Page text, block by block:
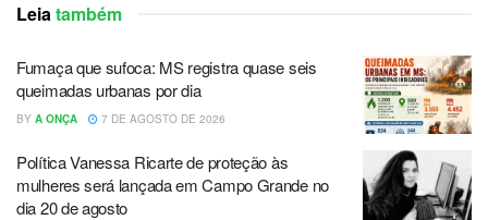
Leiatambém
Fumaça que sufoca: MS registra quase seis
queimadas urbanas por dia
BY A ONÇA 7 DE AGOSTO DE 2026
Política Vanessa Ricarte de proteção às
mulheres será lançada em Campo Grande no
dia 20 de agosto